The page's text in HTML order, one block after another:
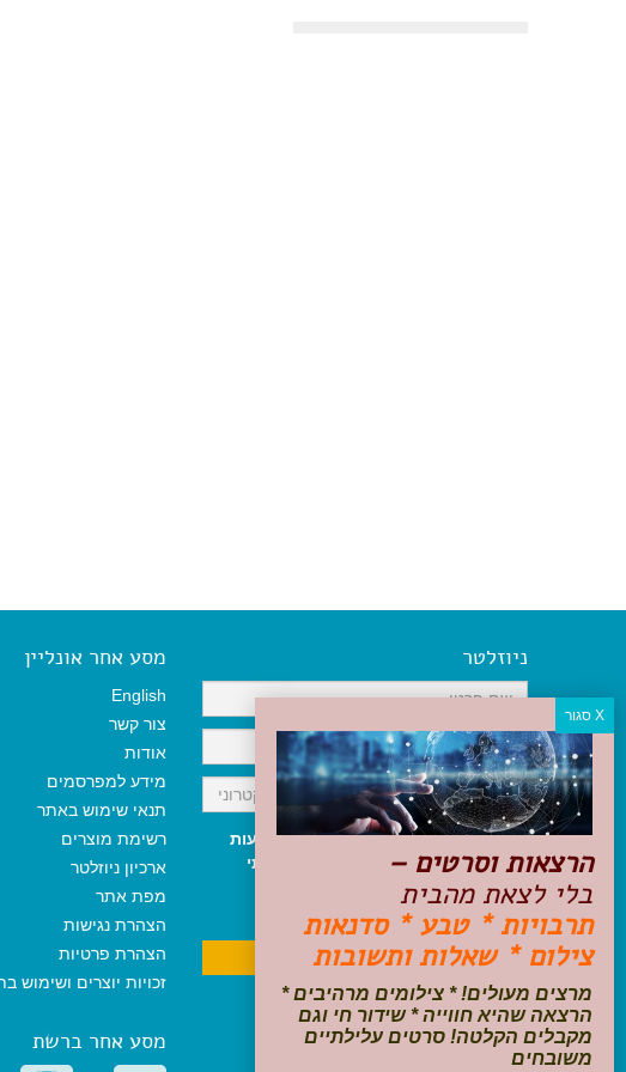
ניוזלטר
אני מאשר/ת קבלת ניוזלטר והודעות
שיווקיות, ומאשר/ת כי קראתי והסכמתי
לתקנון האתר ולמדיניות הפרטיות
ניתן לבטל את ההרשמה בכל עת
מסע אחר אונליין
English
צור קשר
אודות
מידע למפרסמים
תנאי שימוש באתר
רשימת מוצרים
ארכיון ניוזלטר
מפת אתר
הצהרת נגישות
הצהרת פרטיות
זכויות יוצרים ושימוש
מסע אחר ברשת
הרצאות וסרטים –
בלי לצאת מהבית
תרבויות * טבע * סדנאות
צילום * שאלות ותשובות
מרצים מעולים! * צילומים מרהיבים *
הרצאה שהיא חווייה * שידור חי וגם
מקבלים הקלטה! סרטים עלילתיים
משובחים